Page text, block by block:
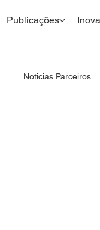
Publicações
Noticias Parceiros